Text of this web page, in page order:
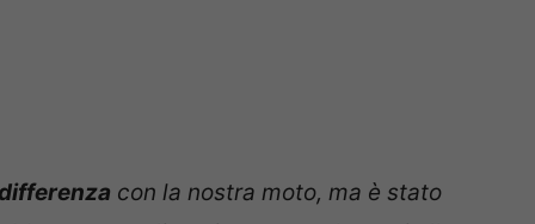
con la nostra moto, ma è stato